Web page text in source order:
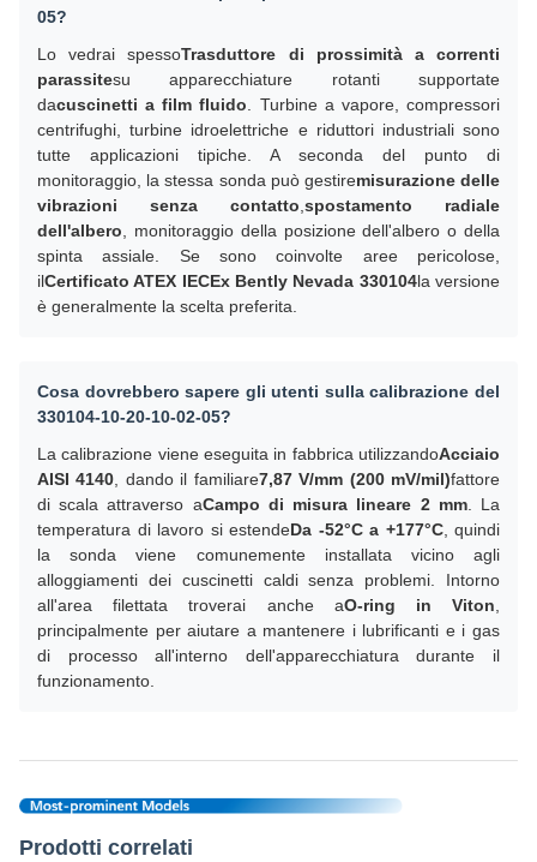
05?
Lo vedrai spessoTrasduttore di prossimità a correnti
parassitesu apparecchiature rotanti supportate
dacuscinetti a film fluido. Turbine a vapore, compressori
centrifughi, turbine idroelettriche e riduttori industriali sono
tutte applicazioni tipiche. A seconda del punto di
monitoraggio, la stessa sonda può gestiremisurazione delle
vibrazioni senza contatto,spostamento radiale
dell'albero, monitoraggio della posizione dell'albero o della
spinta assiale. Se sono coinvolte aree pericolose,
ilCertificato ATEX IECEx Bently Nevada 330104la versione
è generalmente la scelta preferita.
Cosa dovrebbero sapere gli utenti sulla calibrazione del
330104-10-20-10-02-05?
La calibrazione viene eseguita in fabbrica utilizzandoAcciaio
AISI 4140, dando il familiare7,87 V/mm (200 mV/mil)fattore
di scala attraverso aCampo di misura lineare 2 mm. La
temperatura di lavoro si estendeDa -52°C a +177°C, quindi
la sonda viene comunemente installata vicino agli
alloggiamenti dei cuscinetti caldi senza problemi. Intorno
all'area filettata troverai anche aO-ring in Viton,
principalmente per aiutare a mantenere i lubrificanti e i gas
di processo all'interno dell'apparecchiatura durante il
funzionamento.
Prodotti correlati